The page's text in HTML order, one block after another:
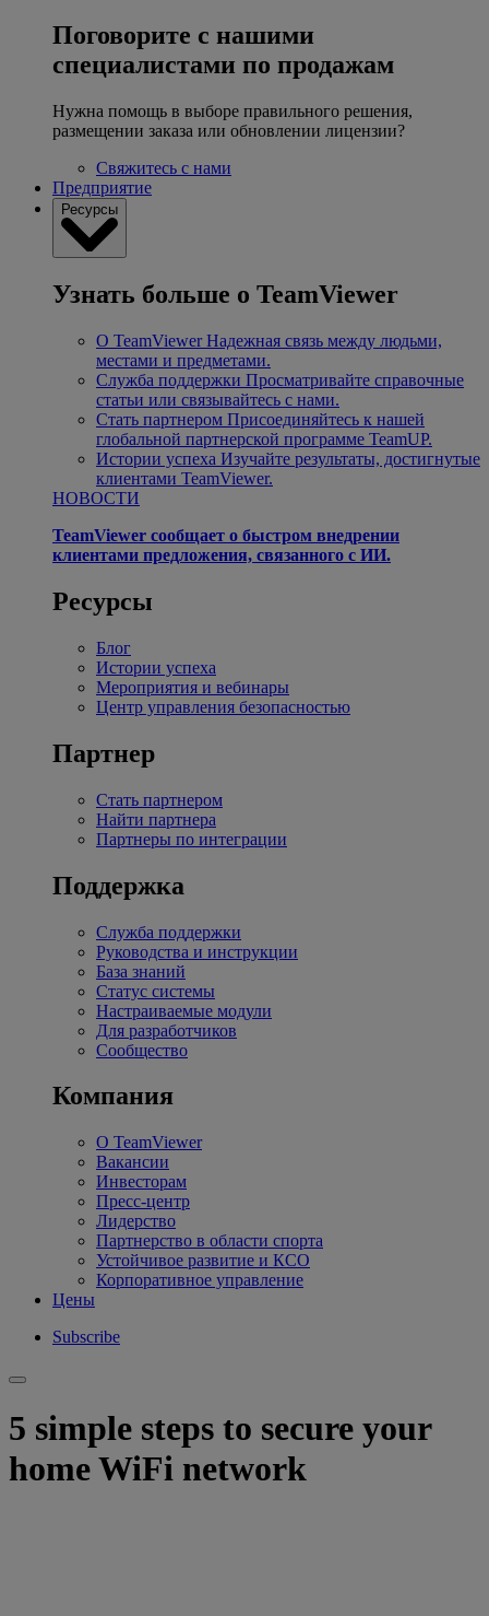
Поговорите с нашими
специалистами по продажам
Нужна помощь в выборе правильного решения,
размещении заказа или обновлении лицензии?
Свяжитесь с нами
Предприятие
Ресурсы
Узнать больше о TeamViewer
О TeamViewer Надежная связь между людьми,
местами и предметами.
Служба поддержки Просматривайте справочные
статьи или связывайтесь с нами.
Стать партнером Присоединяйтесь к нашей
глобальной партнерской программе TeamUP.
Истории успеха Изучайте результаты, достигнутые
клиентами TeamViewer.
НОВОСТИ
TeamViewer сообщает о быстром внедрении
клиентами предложения, связанного с ИИ.
Ресурсы
Блог
Истории успеха
Мероприятия и вебинары
Центр управления безопасностью
Партнер
Стать партнером
Найти партнера
Партнеры по интеграции
Поддержка
Служба поддержки
Руководства и инструкции
База знаний
Статус системы
Настраиваемые модули
Для разработчиков
Сообщество
Компания
О TeamViewer
Вакансии
Инвесторам
Пресс-центр
Лидерство
Партнерство в области спорта
Устойчивое развитие и КСО
Корпоративное управление
Цены
Subscribe
5 simple steps to secure your
home WiFi network